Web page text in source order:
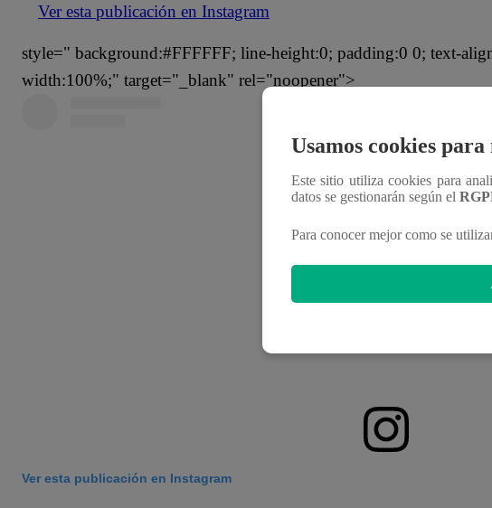
Ver esta publicación en Instagram
style=" background:#FFFFFF; line-height:0; padding:0 0; text-
width:100%;" target="_blank" rel="noopener">
Ver esta publicación en Instagram
Usamos cookies
Este sitio utiliza cookies para
datos se gestionarán según el
Para conocer mejor como se